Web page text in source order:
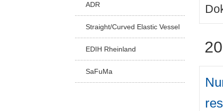
ADR
Straight/Curved Elastic Vessel
EDIH Rheinland
SaFuMa